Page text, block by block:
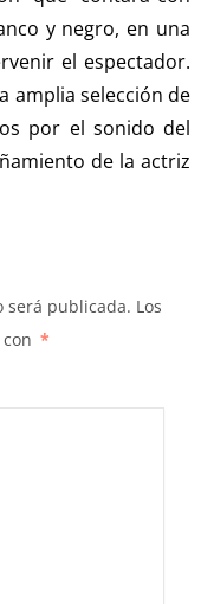
y negro, en una
el espectador.
amplia selección de
por el sonido del
de la actriz
será publicada. Los
*